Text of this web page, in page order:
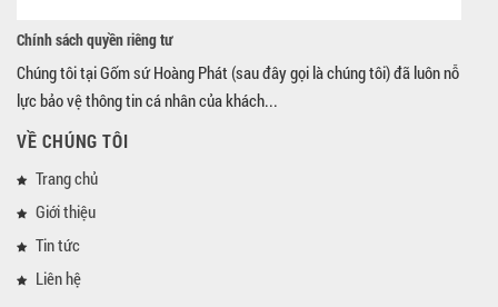
Chính sách quyền riêng tư
Chúng tôi tại Gốm sứ Hoàng Phát (sau đây gọi là chúng tôi) đã luôn nỗ
lực bảo vệ thông tin cá nhân của khách...
VỀ CHÚNG TÔI
Trang chủ
Giới thiệu
Tin tức
Liên hệ